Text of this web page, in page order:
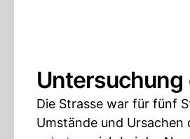
Die Strasse war für fünf
Umstände und